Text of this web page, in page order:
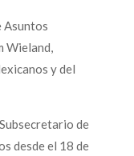
Asuntos
Wieland,
y del
de
desde el 18 de